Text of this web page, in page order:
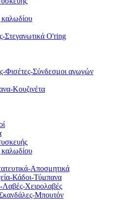
Στεγανωτικά O'ring
Φισέτες-Σύνδεσμοι αγωγών
Κουζινέτα
Αποσμητικά
Κάδοι-Τύμπανα
Λαβές-Χειρολαβές
Μπουτόν